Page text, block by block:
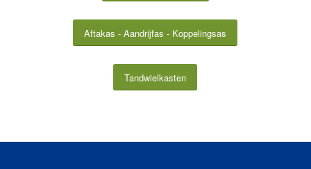
Aftakas - Aandrijfas - Koppelingsas
Tandwielkasten